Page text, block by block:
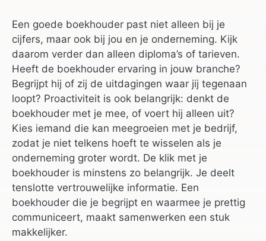
Een goede boekhouder past niet alleen bij je
cijfers, maar ook bij jou en je onderneming. Kijk
daarom verder dan alleen diploma’s of tarieven.
Heeft de boekhouder ervaring in jouw branche?
Begrijpt hij of zij de uitdagingen waar jij tegenaan
loopt? Proactiviteit is ook belangrijk: denkt de
boekhouder met je mee, of voert hij alleen uit?
Kies iemand die kan meegroeien met je bedrijf,
zodat je niet telkens hoeft te wisselen als je
onderneming groter wordt. De klik met je
boekhouder is minstens zo belangrijk. Je deelt
tenslotte vertrouwelijke informatie. Een
boekhouder die je begrijpt en waarmee je prettig
communiceert, maakt samenwerken een stuk
makkelijker.